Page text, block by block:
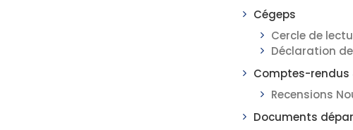
Cégeps
Cercle de
Déclaration
Comptes-rendus
Recensions
Documents